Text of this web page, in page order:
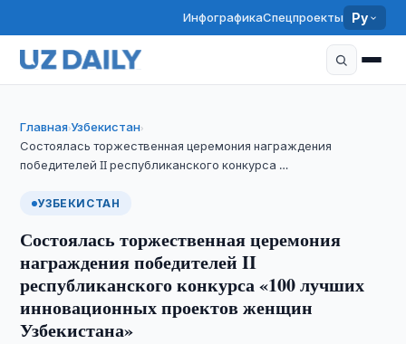
ИнфографикаСпецпроекты Ру
Главная›Узбекистан›
Состоялась торжественная церемония награждения
победителей II республиканского конкурса …
УЗБЕКИСТАН
Состоялась торжественная церемония
награждения победителей II
республиканского конкурса «100 лучших
инновационных проектов женщин
Узбекистана»